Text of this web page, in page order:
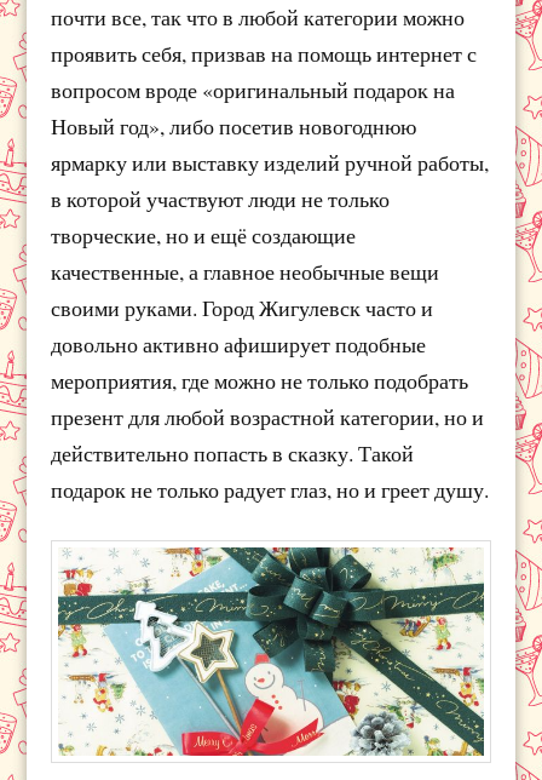
почти все, так что в любой категории можно
проявить себя, призвав на помощь интернет с
вопросом вроде «оригинальный подарок на
Новый год», либо посетив новогоднюю
ярмарку или выставку изделий ручной работы,
в которой участвуют люди не только
творческие, но и ещё создающие
качественные, а главное необычные вещи
своими руками. Город Жигулевск часто и
довольно активно афиширует подобные
мероприятия, где можно не только подобрать
презент для любой возрастной категории, но и
действительно попасть в сказку. Такой
подарок не только радует глаз, но и греет душу.